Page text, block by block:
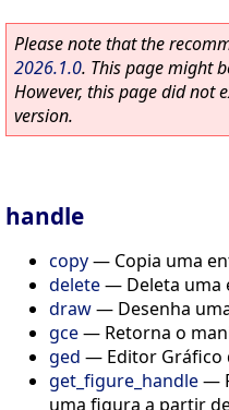
Please note that the
2026.1.0. This page might
However, this page did not
version.
handle
copy— Copia uma
delete— Deleta uma
draw— Desenha
gce— Retorna o
ged — Editor Gráfico
get_figure_handle—
uma figura a partir